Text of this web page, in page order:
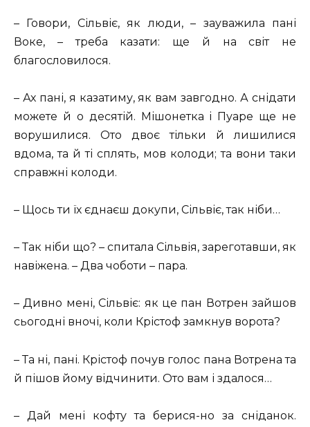
– Говори, Сільвіє, як люди, – зауважила пані
Воке, – треба казати: ще й на світ не
благословилося.
– Ах пані, я казатиму, як вам завгодно. А снідати
можете й о десятій. Мішонетка і Пуаре ще не
ворушилися. Ото двоє тільки й лишилися
вдома, та й ті сплять, мов колоди; та вони таки
справжні колоди.
– Щось ти їх єднаєш докупи, Сільвіє, так ніби…
– Так ніби що? – спитала Сільвія, зареготавши, як
навіжена. – Два чоботи – пара.
– Дивно мені, Сільвіє: як це пан Вотрен зайшов
сьогодні вночі, коли Крістоф замкнув ворота?
– Та ні, пані. Крістоф почув голос пана Вотрена та
й пішов йому відчинити. Ото вам і здалося…
– Дай мені кофту та берися-но за сніданок.